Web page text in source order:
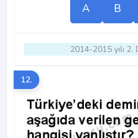
A B
2014-2015 yılı
12.